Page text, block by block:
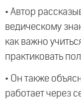
• Автор
ведическому
как важно
практиковать
• Он также
работает через